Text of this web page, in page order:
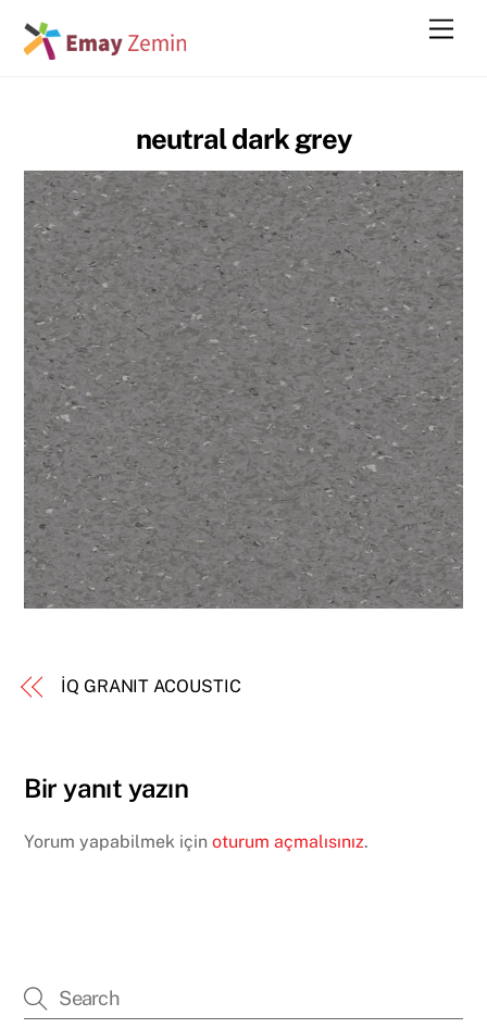
neutral dark grey
İQ GRANIT ACOUSTIC
Bir yanıt yazın
Yorum yapabilmek içinoturum açmalısınız.